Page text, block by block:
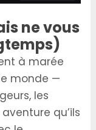
ne vous
à marée
monde —
les
qu’ils